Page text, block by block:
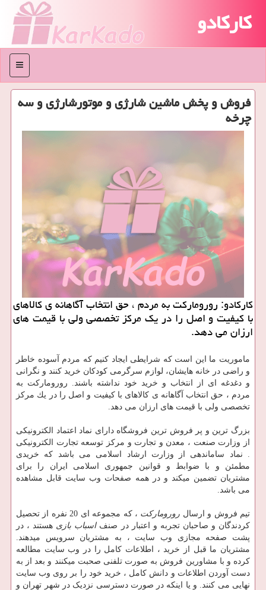
کارکادو
منو
فروش و پخش ماشین شارژی و موتورشارژی و سه
چرخه
كاركادو: روروماركت به مردم ، حق انتخاب آگاهانه ی كالاهای
با كیفیت و اصل را در یك مركز تخصصی ولی با قیمت های
ارزان می دهد.
ماموریت ما این است كه شرایطی ایجاد كنیم كه مردم آسوده خاطر
و راضی در خانه هایشان، لوازم سرگرمی کودکان خرید كنند و نگرانی
و دغدغه ای از انتخاب و خرید خود نداشته باشند. رورومارکت به
مردم ، حق انتخاب آگاهانه ی كالاهای با كیفیت و اصل را در یك مركز
تخصصی ولی با قیمت های ارزان می دهد.
بزرگ ترین و پر فروش ترین فروشگاه دارای نماد اعتماد الکترونیکی
از وزارت صنعت ، معدن و تجارت و مرکز توسعه تجارت الکترونیکی
. نماد ساماندهی از وزارت ارشاد اسلامی می باشد که خریدی
مطمئن و با ضوابط و قوانین جمهوری اسلامی ایران را برای
مشتریان تضمین میکند و در همه صفحات وب سایت قابل مشاهده
می باشد.
تیم فروش و ارسال رورومارکت
، که مجموعه ای 20 نفره از تحصیل
کردندگان و صاحبان تجربه و اعتبار در صنفاسباب بازی هستند ، در
پشت صفحه مجازی وب سایت ، به مشتریان سرویس میدهند.
مشتریان ما قبل از خرید ، اطلاعات کامل را در وب سایت مطالعه
کرده و با مشاورین فروش به صورت تلفنی صحبت میکنند و بعد از به
دست آوردن اطلاعات و دانش کامل ، خرید خود را بر روی وب سایت
نهایی می کنند. و یا اینکه در صورت دسترسی نزدیک در شهر تهران و